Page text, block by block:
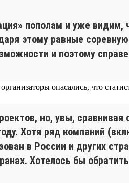
пополам и уже видим,
этому равные
и поэтому
опасались, что
но, увы,
Хотя ряд компаний
в России и других
Хотелось бы